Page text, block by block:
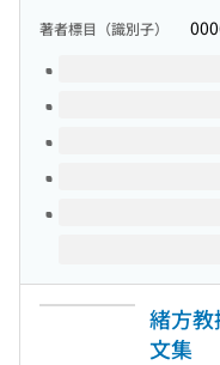
著者標目（識別子）
このタイトルの巻号
緒方
文集